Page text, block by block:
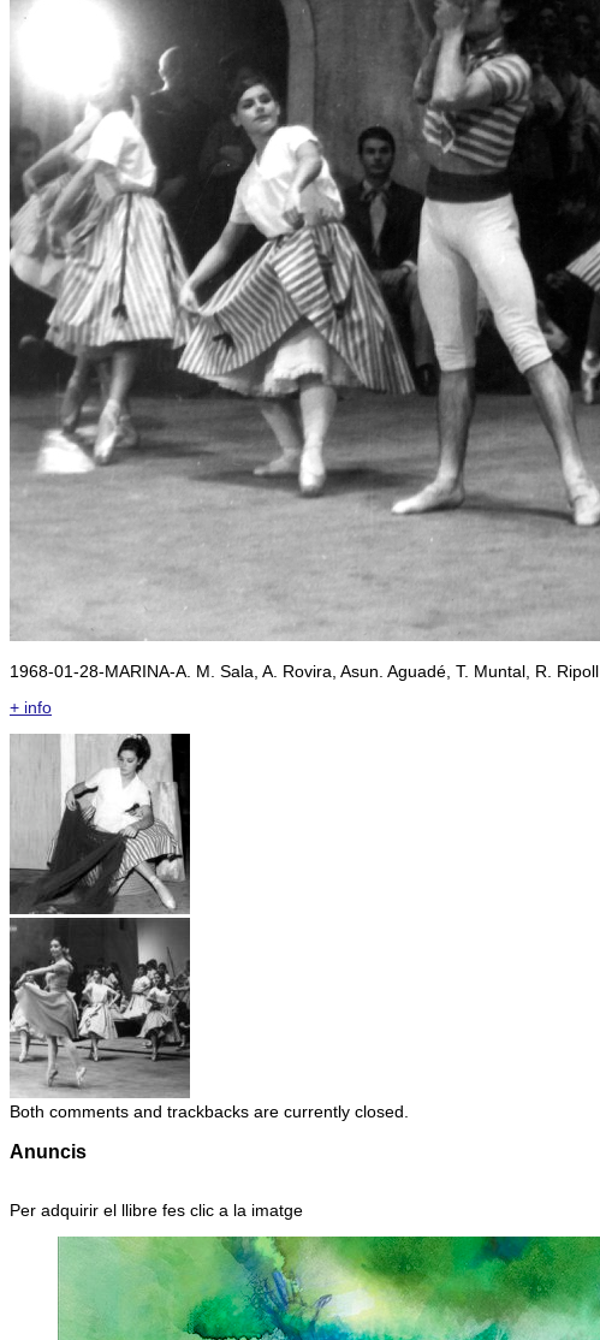
1968-01-28-MARINA-A. M. Sala, A. Rovira, Asun. Aguadé, T. Muntal, R. Ripoll
+ info
Both comments and trackbacks are currently closed.
Anuncis
Per adquirir el llibre fes clic a la imatge